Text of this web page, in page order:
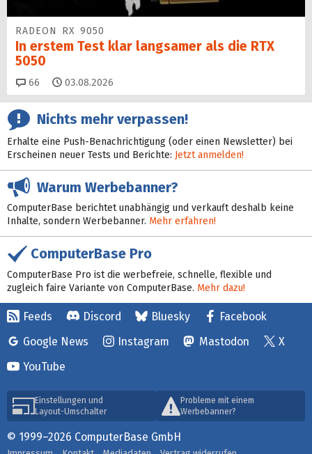
RADEON RX 9050
In erstem Test klar langsamer als die RTX
5050
66 Kommentare
03.08.2026
Nichts mehr verpassen!
Erhalte eine Push-Benachrichtigung (oder einen Newsletter) bei
Erscheinen neuer Tests und Berichte: Jetzt anmelden!
Warum Werbebanner?
ComputerBase berichtet unabhängig und verkauft deshalb keine
Inhalte, sondern Werbebanner. Mehr erfahren!
ComputerBase Pro
ComputerBase Pro ist die werbefreie, schnelle, flexible und
zugleich faire Variante von ComputerBase. Mehr dazu!
Feeds Discord Bluesky
Facebook
Google News
Instagram Mastodon
X
YouTube
Einstellungen und
Layout-Umschalter
Probleme mit einem
Werbebanner?
© 1999–2026 ComputerBase GmbH